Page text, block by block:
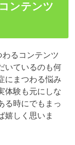
ンテンツ
るコンテンツ
いているのも何
にまつわる悩み
体験も元にしな
る時にでもまっ
嬉しく思いま